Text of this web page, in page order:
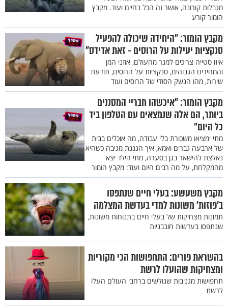
מגבלות קורונה, אושר זה הכל בחיים ועוד. מקבץ
הומור קורע
מקבץ הומור: "היחידה שיכולה להפעיל
סנקציות יעילות על הרוסים - זאת אדידס"
איזו סטייה צריכים למגר מהעולם, אוזני המן
והמחירים הגבוהים, סנקציות על הרוסים, תודעת
שירות, מהו הנשק הסודי של הרוסים ועוד
מקבץ הומור: "איכשהו חבריי המסננים
ביותר, הם אלה שנמצאים עם הטלפון ביד
כל היום"
מתי ימציאו משכורת בלי עבודה, מה אוכלים בבית
של ארבעה גברים ואמא, איך הגננת מגיבה כשהיא
נאלצת להישאר בגן בסערה, מתי הילד יצא
מהמקלחת, על מה רבים היום ועוד: מקבץ הומור
מקבץ משעשע: בעלי חיים שנתפסו
ב’פוזות’ משונות למדי בעדשת המצלמה
תמונות מצחיקות של בעלי חיים בתנוחות משונות,
שנתפסו בעדשות חובבניות
בהשראת פורים: התחפושות הכי מקוריות
ומצחיקות שהועלו לרשת
תחפושות מגניבות שגולשים ברחבי העולם העלו
לרשת